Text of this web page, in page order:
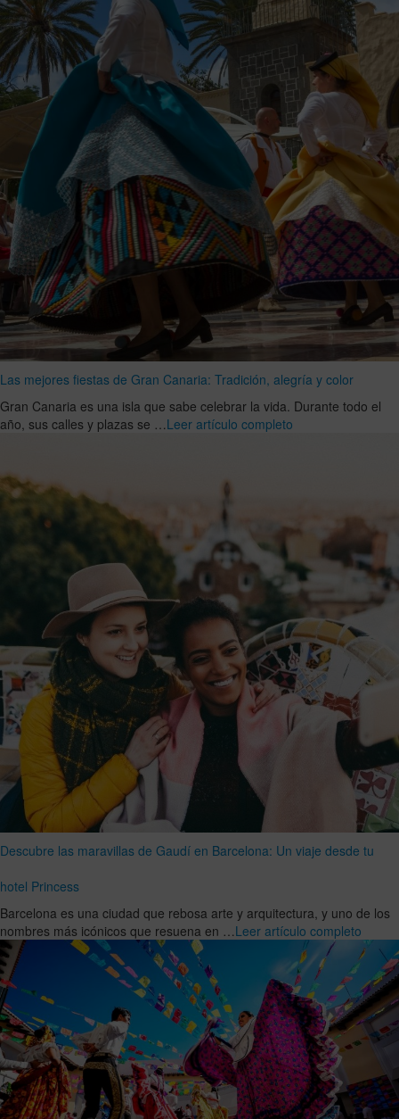
Las mejores fiestas de Gran Canaria: Tradición, alegría y color
Gran Canaria es una isla que sabe celebrar la vida. Durante todo el
año, sus calles y plazas se …Leer artículo completo
Descubre las maravillas de Gaudí en Barcelona: Un viaje desde tu
hotel Princess
Barcelona es una ciudad que rebosa arte y arquitectura, y uno de los
nombres más icónicos que resuena en …Leer artículo completo